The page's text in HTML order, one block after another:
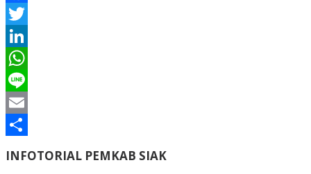
Facebook
Twitter
LinkedIn
WhatsApp
Line
Email
INFOTORIAL PEMKAB SIAK